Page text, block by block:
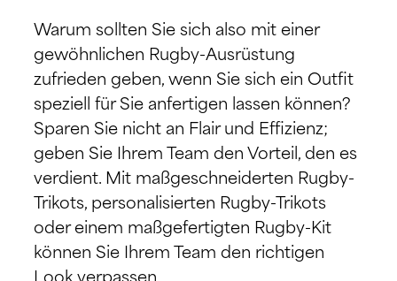
Warum sollten Sie sich also mit einer
gewöhnlichen Rugby-Ausrüstung
zufrieden geben, wenn Sie sich ein Outfit
speziell für Sie anfertigen lassen können?
Sparen Sie nicht an Flair und Effizienz;
geben Sie Ihrem Team den Vorteil, den es
verdient. Mit maßgeschneiderten Rugby-
Trikots, personalisierten Rugby-Trikots
oder einem maßgefertigten Rugby-Kit
können Sie Ihrem Team den richtigen